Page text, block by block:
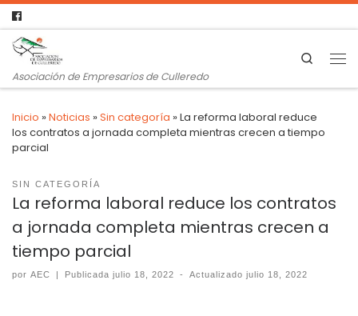
Asociación de Empresarios de Culleredo
Search
Inicio »Noticias »Sin categoría »La reforma laboral reduce
los contratos a jornada completa mientras crecen a tiempo
parcial
SIN CATEGORÍA
La reforma laboral reduce los contratos
a jornada completa mientras crecen a
tiempo parcial
por AEC | Publicadajulio 18, 2022 - Actualizadojulio 18, 2022